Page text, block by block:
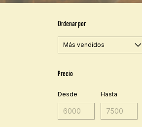
Ordenar por
Precio
Desde Hasta